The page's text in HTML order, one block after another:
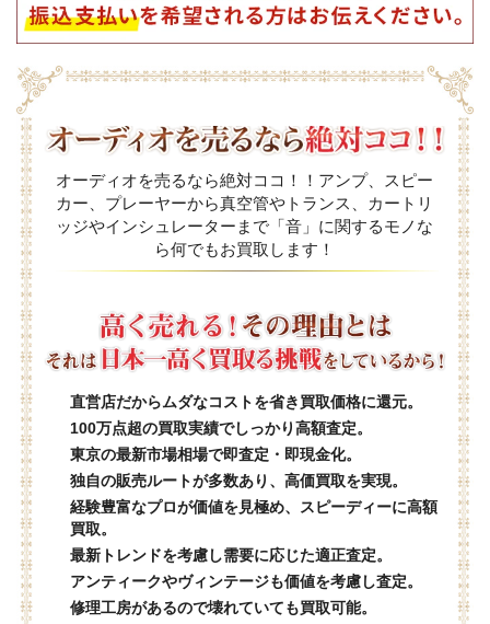
オーディオを売るなら絶対ココ！！アンプ、スピー
カー、プレーヤーから真空管やトランス、カートリ
ッジやインシュレーターまで「音」に関するモノな
ら何でもお買取します！
直営店だからムダなコストを省き買取価格に還元。
100万点超の買取実績でしっかり高額査定。
東京の最新市場相場で即査定・即現金化。
独自の販売ルートが多数あり、高価買取を実現。
経験豊富なプロが価値を見極め、スピーディーに高額
買取。
最新トレンドを考慮し需要に応じた適正査定。
アンティークやヴィンテージも価値を考慮し査定。
修理工房があるので壊れていても買取可能。